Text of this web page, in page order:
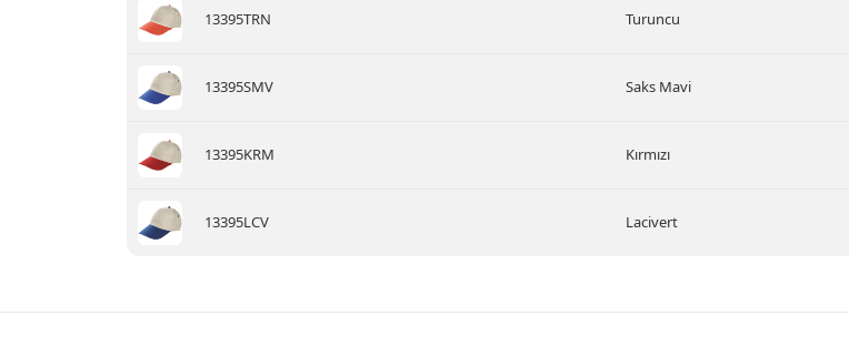
13395TRN Turuncu
13395SMV Saks Mavi
13395KRM Kırmızı
13395LCV Lacivert